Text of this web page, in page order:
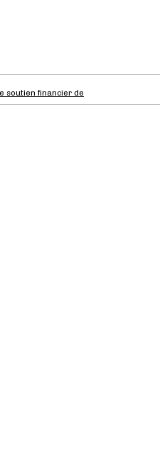
soutien financier de